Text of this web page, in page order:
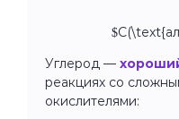
Углерод —
реакциях со
окислителями: